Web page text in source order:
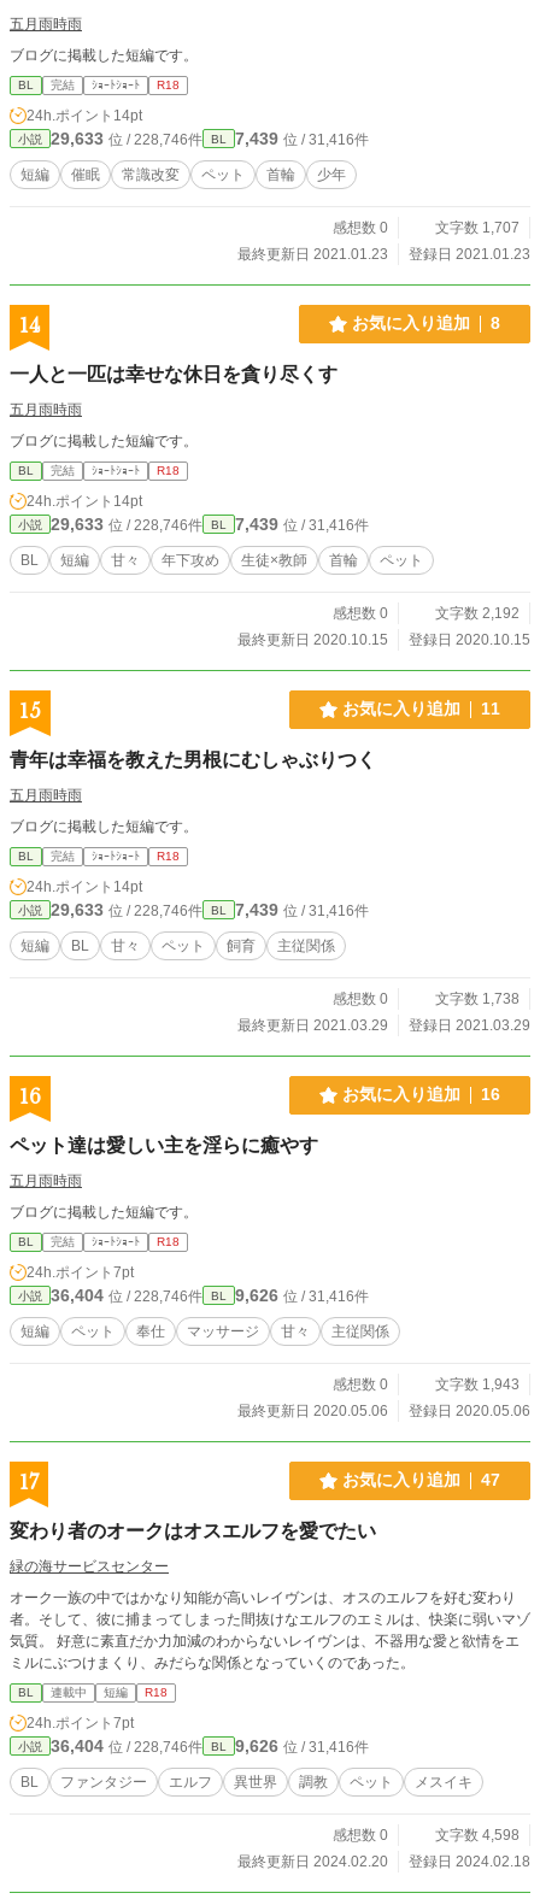
五月雨時雨
ブログに掲載した短編です。
BL 完結 ｼｮｰﾄｼｮｰﾄ R18
24h.ポイント 14pt
小説 29,633 位 / 228,746件 BL 7,439 位 / 31,416件
短編 催眠 常識改変 ペット 首輪 少年
感想数 0
文字数 1,707
最終更新日 2021.01.23
登録日 2021.01.23
14 お気に入り追加 8
一人と一匹は幸せな休日を貪り尽くす
五月雨時雨
ブログに掲載した短編です。
BL 完結 ｼｮｰﾄｼｮｰﾄ R18
24h.ポイント 14pt
小説 29,633 位 / 228,746件 BL 7,439 位 / 31,416件
BL 短編 甘々 年下攻め 生徒×教師 首輪 ペット
感想数 0
文字数 2,192
最終更新日 2020.10.15
登録日 2020.10.15
15 お気に入り追加 11
青年は幸福を教えた男根にむしゃぶりつく
五月雨時雨
ブログに掲載した短編です。
BL 完結 ｼｮｰﾄｼｮｰﾄ R18
24h.ポイント 14pt
小説 29,633 位 / 228,746件 BL 7,439 位 / 31,416件
短編 BL 甘々 ペット 飼育 主従関係
感想数 0
文字数 1,738
最終更新日 2021.03.29
登録日 2021.03.29
16 お気に入り追加 16
ペット達は愛しい主を淫らに癒やす
五月雨時雨
ブログに掲載した短編です。
BL 完結 ｼｮｰﾄｼｮｰﾄ R18
24h.ポイント 7pt
小説 36,404 位 / 228,746件 BL 9,626 位 / 31,416件
短編 ペット 奉仕 マッサージ 甘々 主従関係
感想数 0
文字数 1,943
最終更新日 2020.05.06
登録日 2020.05.06
17 お気に入り追加 47
変わり者のオークはオスエルフを愛でたい
緑の海サービスセンター
オーク一族の中ではかなり知能が高いレイヴンは、オスのエルフを好む変わり
者。そして、彼に捕まってしまった間抜けなエルフのエミルは、快楽に弱いマゾ
気質。 好意に素直だか力加減のわからないレイヴンは、不器用な愛と欲情をエ
ミルにぶつけまくり、みだらな関係となっていくのであった。
BL 連載中 短編 R18
24h.ポイント 7pt
小説 36,404 位 / 228,746件 BL 9,626 位 / 31,416件
BL ファンタジー エルフ 異世界 調教 ペット メスイキ
感想数 0
文字数 4,598
最終更新日 2024.02.20
登録日 2024.02.18